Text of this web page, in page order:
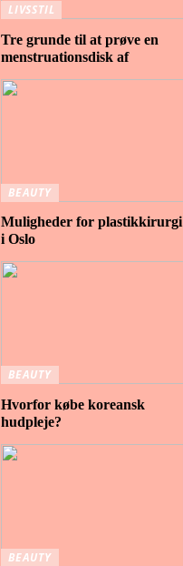
LIVSSTIL
Tre grunde til at prøve en
menstruationsdisk af
BEAUTY
Muligheder for plastikkirurgi
i Oslo
BEAUTY
Hvorfor købe koreansk
hudpleje?
BEAUTY